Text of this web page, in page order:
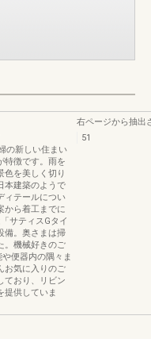
の新しい住まい
特徴です。雨を
色を美しく切り
本建築のようで
ィテールについ
から着工までに
サティスGタイ
備。奥さまは掃
。機械好きのご
便器内の隅々ま
お気に入りのご
ており、リビン
提供していま
右ページから抽出
51